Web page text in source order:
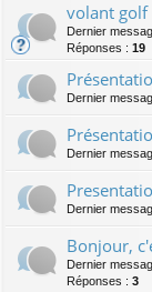
volant golf
Dernier
Réponses : 19
Dernier
Dernier
Dernier
Bonjour,
Dernier
Réponses : 3